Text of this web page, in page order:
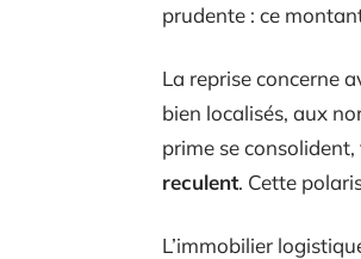
prudente : ce
La reprise concerne
bien localisés, aux
prime se
reculent. Cette
L’immobilier